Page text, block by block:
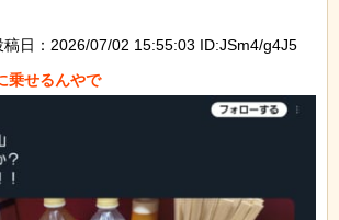
稿日：2026/07/02 15:55:03 ID:JSm4/g4J5